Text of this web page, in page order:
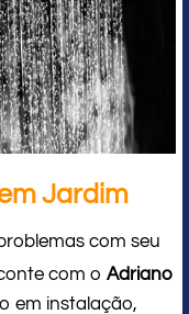
Jardim
com seu
com o Adriano
em instalação,